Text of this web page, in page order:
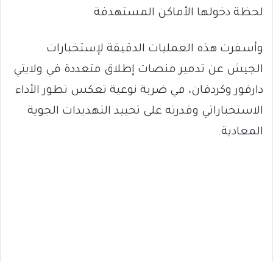
لحظة دخولها الأماكن المستهدفة
وأسفرت هذه العمليات الدقيقة لإستخبارات
الجيش عن تدمير منصات إطلاق متعددة في ولايتي
دارفور وكردفان، في ضربة نوعية تعكس تطور الأداء
الاستخباراتي وقدرته على تحييد التهديدات الجوية
المعادية.